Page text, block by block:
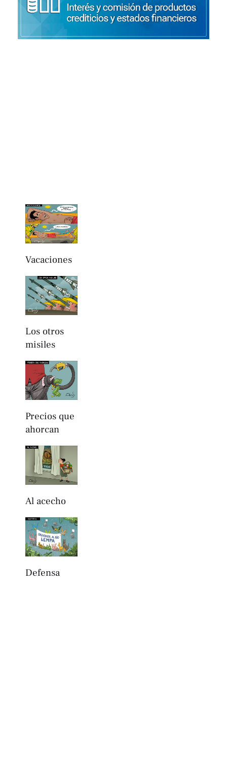
Vacaciones
Los otros
misiles
Precios que
ahorcan
Al acecho
Defensa